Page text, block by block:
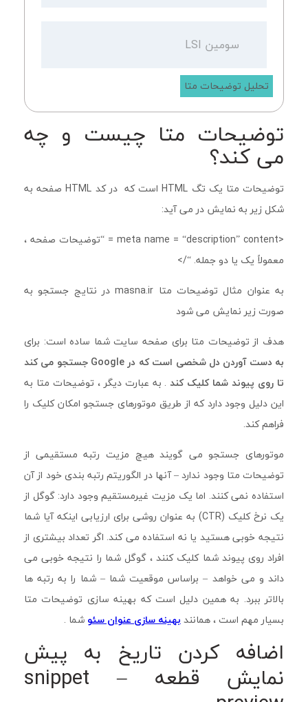
تحلیل توضیحات متا
توضیحات متا چیست و چه
می کند؟
توضیحات متا یک تگ HTML است که در کد HTML صفحه به
شکل زیر به نمایش در می آید:
<meta name = “description” content = “توضیحات صفحه ،
معمولاً یک یا دو جمله. “/>
به عنوان مثال توضیحات متا masna.ir در نتایج جستجو به
صورت زیر نمایش می شود
هدف از توضیحات متا برای صفحه سایت شما ساده است: برای
به دست آوردن دل
شخصی است که در Google جستجو می کند
تا روی پیوند شما کلیک کند . به عبارت دیگر ، توضیحات متا به
این دلیل وجود دارد که از طریق موتورهای جستجو امکان کلیک را
فراهم کند.
موتورهای جستجو می گویند هیچ مزیت رتبه مستقیمی از
توضیحات متا وجود ندارد – آنها در الگوریتم رتبه بندی خود از آن
استفاده نمی کنند. اما یک مزیت غیرمستقیم وجود دارد: گوگل از
یک نرخ کلیک (CTR) به عنوان روشی برای ارزیابی اینکه آیا شما
نتیجه خوبی هستید یا نه استفاده می کند. اگر تعداد بیشتری از
افراد روی پیوند شما کلیک کنند ، گوگل شما را نتیجه خوبی می
داند و می خواهد – براساس موقعیت شما – شما را به رتبه ها
بالاتر ببرد. به همین دلیل است که بهینه سازی توضیحات متا
بسیار مهم است ، همانندبهینه سازی عنوان سئو شما .
اضافه کردن تاریخ به پیش
نمایش قطعه – snippet